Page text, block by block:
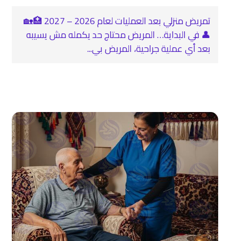
تمريض منزلي بعد العمليات لعام 2026 – 2027 🏥🏡
👤 في البداية… المريض محتاج حد يكمله مش يسيبه
بعد أي عملية جراحية، المريض بي...